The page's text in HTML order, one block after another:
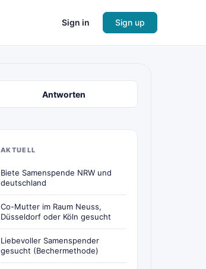
Sign in Sign up
Antworten
AKTUELL
Biete Samenspende NRW und
deutschland
Co-Mutter im Raum Neuss,
Düsseldorf oder Köln gesucht
Liebevoller Samenspender
gesucht (Bechermethode)